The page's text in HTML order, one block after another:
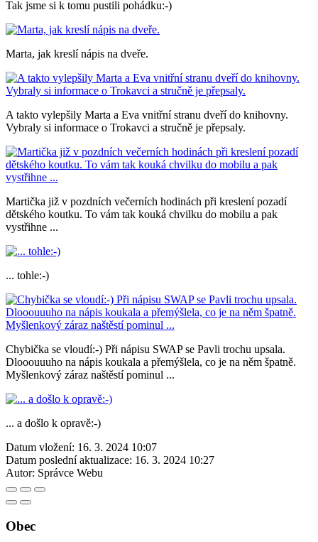
Tak jsme si k tomu pustili pohádku:-)
Marta, jak kreslí nápis na dveře.
A takto vylepšily Marta a Eva vnitřní stranu dveří do knihovny.
Vybraly si informace o Trokavci a stručně je přepsaly.
Martička již v pozdních večerních hodinách při kreslení pozadí
dětského koutku. To vám tak kouká chvilku do mobilu a pak
vystřihne ...
... tohle:-)
Chybička se vloudí:-) Při nápisu SWAP se Pavli trochu upsala.
Dlooouuuho na nápis koukala a přemýšlela, co je na něm špatně.
Myšlenkový záraz naštěstí pominul ...
... a došlo k opravě:-)
Datum vložení: 16. 3. 2024 10:07
Datum poslední aktualizace: 16. 3. 2024 10:27
Autor: Správce Webu
Obec